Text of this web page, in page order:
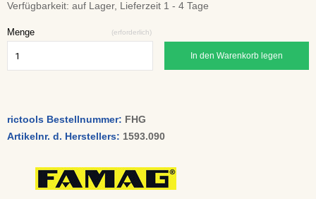
Verfügbarkeit: auf Lager, Lieferzeit 1 - 4 Tage
Menge (erforderlich)
In den Warenkorb legen
rictools Bestellnummer: FHG
Artikelnr. d. Herstellers: 1593.090